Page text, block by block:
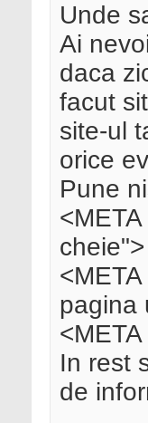
Unde
Ai
daca
facut
site-ul
orice
Pune
cheie">
pagina
In rest
de